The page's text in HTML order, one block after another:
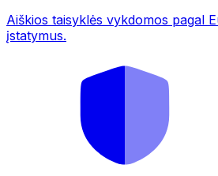
Aiškios taisyklės vykdomos pagal
įstatymus.